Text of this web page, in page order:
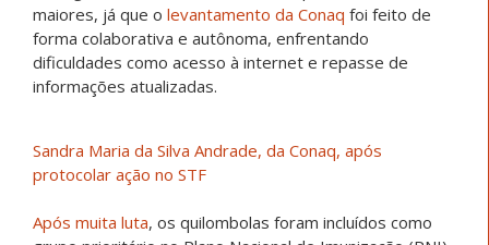
maiores, já que o levantamento da Conaq foi feito de
forma colaborativa e autônoma, enfrentando
dificuldades como acesso à internet e repasse de
informações atualizadas.
Sandra Maria da Silva Andrade, da Conaq, após
protocolar ação no STF
Após muita luta, os quilombolas foram incluídos como